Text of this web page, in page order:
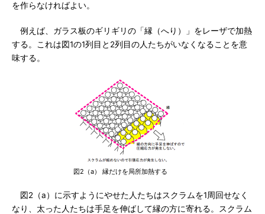
を作らなければよい。
例えば、ガラス板のギリギリの「縁（へり）」をレーザで加熱
する。これは図1の1列目と2列目の人たちがいなくなることを意
味する。
図2（a） 縁だけを局所加熱する
図2（a）に示すようにやせた人たちはスクラムを1周回せなく
なり、太った人たちは手足を伸ばして縁の方に寄れる。スクラム